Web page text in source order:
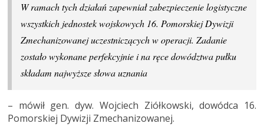
W ramach tych działań zapewniał zabezpieczenie logistyczne
wszystkich jednostek wojskowych 16. Pomorskiej Dywizji
Zmechanizowanej uczestniczących w operacji. Zadanie
zostało wykonane perfekcyjnie i na ręce dowództwa pułku
składam najwyższe słowa uznania
– mówił gen. dyw. Wojciech Ziółkowski, dowódca 16.
Pomorskiej Dywizji Zmechanizowanej.